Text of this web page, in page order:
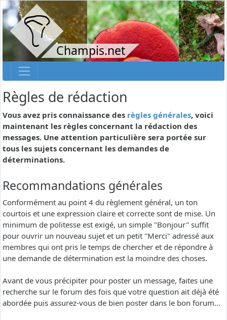
Champis.net
Règles de rédaction
Vous avez pris connaissance des règles générales, voici
maintenant les règles concernant la rédaction des
messages. Une attention particulière sera portée sur
tous les sujets concernant les demandes de
déterminations.
Recommandations générales
Conformément au point 4 du règlement général, un ton
courtois et une expression claire et correcte sont de mise. Un
minimum de politesse est exigé, un simple "Bonjour" suffit
pour ouvrir un nouveau sujet et un petit "Merci" adressé aux
membres qui ont pris le temps de chercher et de répondre à
une demande de détermination est la moindre des choses.
Avant de vous précipiter pour poster un message, faites une
recherche sur le forum des fois que votre question ait déjà été
abordée puis assurez-vous de bien poster dans le bon forum...